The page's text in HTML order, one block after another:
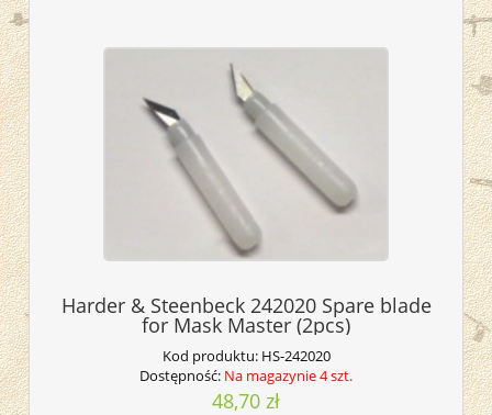
Harder & Steenbeck 242020 Spare blade
for Mask Master (2pcs)
Kod produktu: HS-242020
Dostępność: Na magazynie 4 szt.
48,70 zł